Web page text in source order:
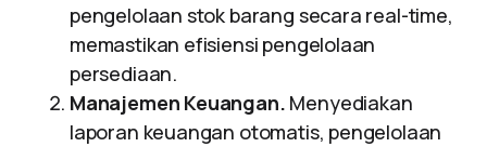
pengelolaan stok barang secara real-time,
memastikan efisiensi pengelolaan
persediaan.
Manajemen Keuangan. Menyediakan
laporan keuangan otomatis, pengelolaan